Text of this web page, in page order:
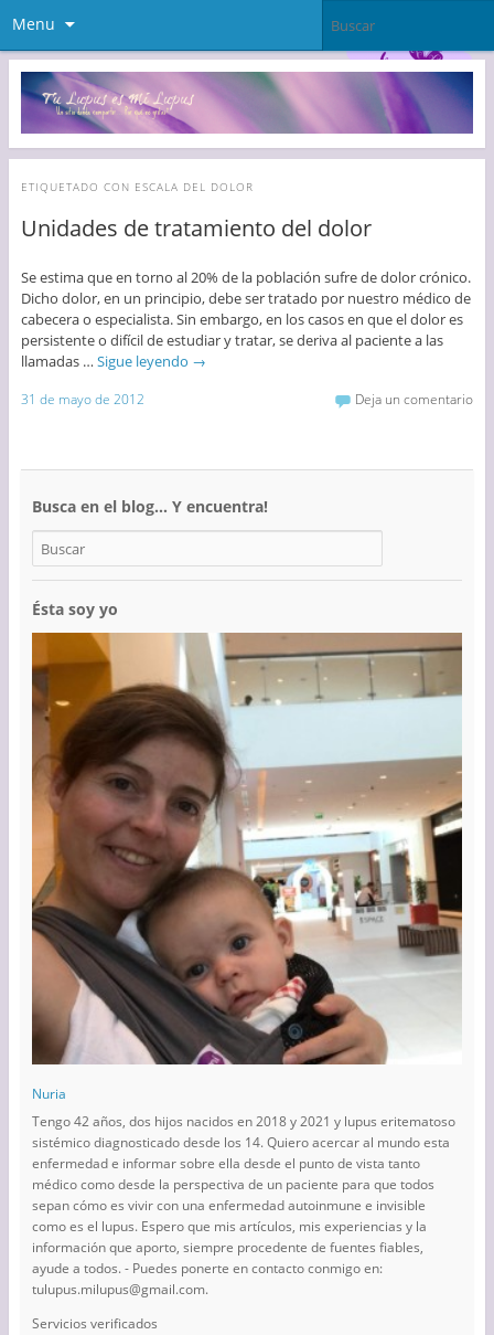
Menu
ETIQUETADO CON ESCALA DEL DOLOR
Unidades de tratamiento del dolor
Se estima que en torno al 20% de la población sufre de dolor crónico.
Dicho dolor, en un principio, debe ser tratado por nuestro médico de
cabecera o especialista. Sin embargo, en los casos en que el dolor es
persistente o difícil de estudiar y tratar, se deriva al paciente a las
llamadas … Sigue leyendo →
31 de mayo de 2012 Deja un comentario
Busca en el blog… Y encuentra!
Ésta soy yo
Nuria
Tengo 42 años, dos hijos nacidos en 2018 y 2021 y lupus eritematoso
sistémico diagnosticado desde los 14. Quiero acercar al mundo esta
enfermedad e informar sobre ella desde el punto de vista tanto
médico como desde la perspectiva de un paciente para que todos
sepan cómo es vivir con una enfermedad autoinmune e invisible
como es el lupus. Espero que mis artículos, mis experiencias y la
información que aporto, siempre procedente de fuentes fiables,
ayude a todos. - Puedes ponerte en contacto conmigo en:
tulupus.milupus@gmail.com.
Servicios verificados